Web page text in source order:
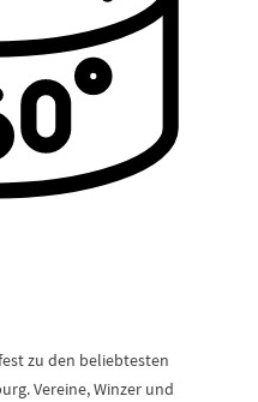
zu den beliebtesten
Vereine, Winzer und